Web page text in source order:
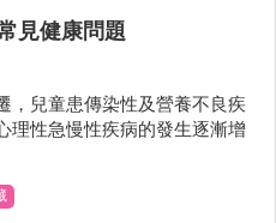
見健康問題
，兒童患傳染性及營養不良疾
理性急慢性疾病的發生逐漸增